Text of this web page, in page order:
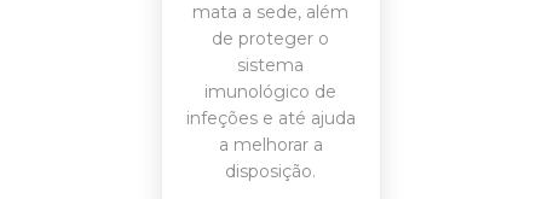
mata a sede, além
de proteger o
sistema
imunológico de
infeções e até ajuda
a melhorar a
disposição.